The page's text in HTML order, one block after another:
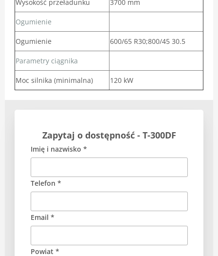
Wysokość przeładunku 3700 mm
Ogumienie
Ogumienie 600/65 R30;800/45 30.5
Parametry ciągnika
Moc silnika (minimalna) 120 kW
Zapytaj o dostępność - T-300DF
Imię i nazwisko *
Telefon *
Email *
Powiat *